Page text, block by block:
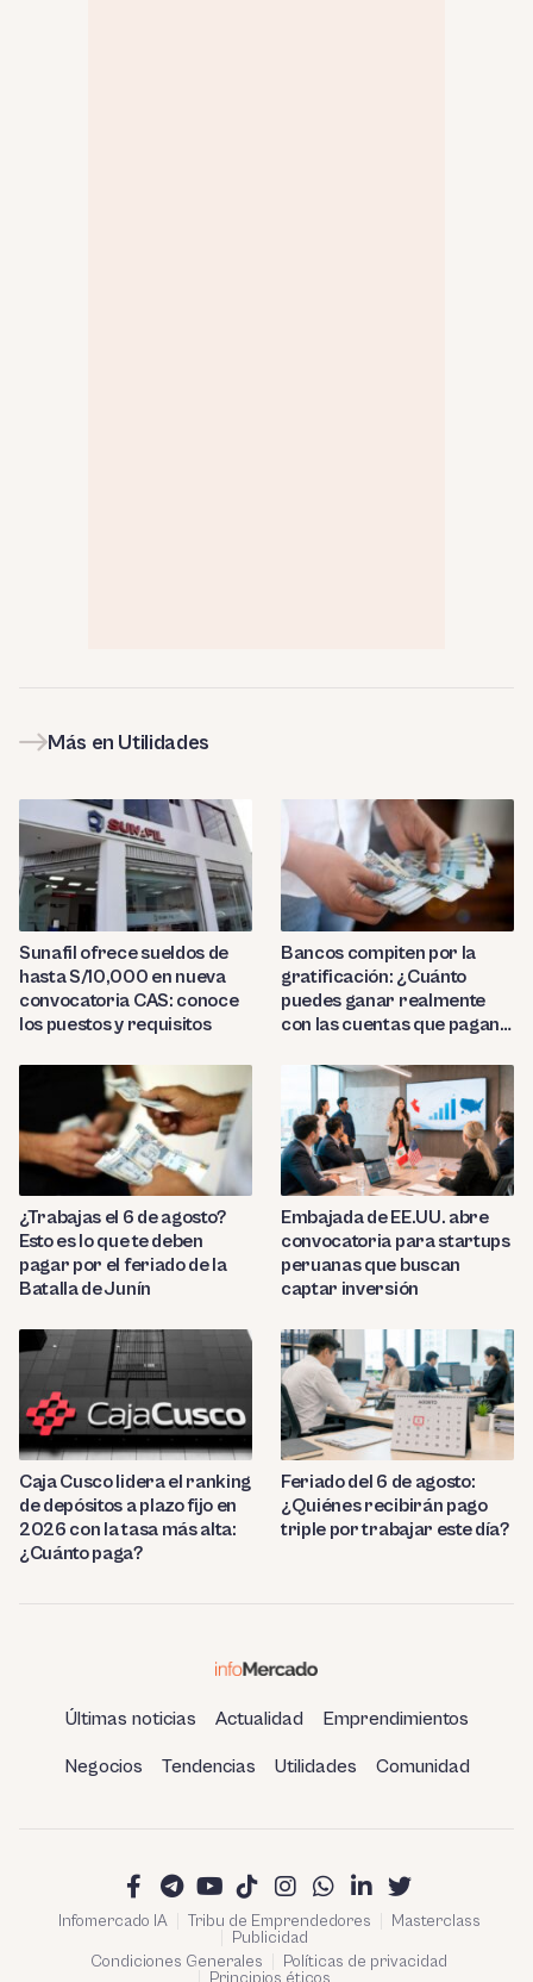
Más en Utilidades
Sunafil ofrece sueldos de
hasta S/10,000 en nueva
convocatoria CAS: conoce
los puestos y requisitos
Bancos compiten por la
gratificación: ¿Cuánto
puedes ganar realmente
con las cuentas que pagan
¿Trabajas el 6 de agosto?
Esto es lo que te deben
pagar por el feriado de la
Batalla de Junín
Embajada de EE.UU. abre
convocatoria para startups
peruanas que buscan
captar inversión
Caja Cusco lidera el ranking
de depósitos a plazo fijo en
2026 con la tasa más alta:
¿Cuánto paga?
Feriado del 6 de agosto:
¿Quiénes recibirán pago
triple por trabajar este día?
Últimas noticias Actualidad Emprendimientos
Negocios Tendencias Utilidades Comunidad
Infomercado IA Tribu de Emprendedores
Masterclass
Publicidad
Condiciones Generales
Políticas de privacidad